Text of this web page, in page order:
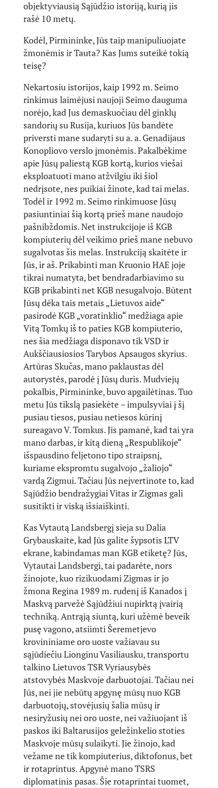
objektyviausią Sąjūdžio istoriją, kurią jis
rašė 10 metų.
Kodėl, Pirmininke, Jūs taip manipuliuojate
žmonėmis ir Tauta? Kas Jums suteikė tokią
teisę?
Nekartosiu istorijos, kaip 1992 m. Seimo
rinkimus laimėjusi naujoji Seimo dauguma
norėjo, kad Jus demaskuočiau dėl ginklų
sandorių su Rusija, kuriuos Jūs bandėte
priversti mane sudaryti su a. a. Genadijaus
Konopliovo verslo įmonėmis. Pakalbėkime
apie Jūsų paliestą KGB kortą, kurios viešai
eksploatuoti mano atžvilgiu iki šiol
nedrįsote, nes puikiai žinote, kad tai melas.
Todėl ir 1992 m. Seimo rinkimuose Jūsų
pasiuntiniai šią kortą prieš mane naudojo
pašnibždomis. Net instrukcijoje iš KGB
kompiuterių dėl veikimo prieš mane nebuvo
sugalvotas šis melas. Instrukciją skaitėte ir
Jūs, ir aš. Prikabinti man Kruonio HAE joje
tikrai numatyta, bet bendradarbiavimo su
KGB prikabinti net KGB nesugalvojo. Būtent
Jūsų dėka tais metais „Lietuvos aide“
pasirodė KGB „voratinklio“ medžiaga apie
Vitą Tomkų iš to paties KGB kompiuterio,
nes šia medžiaga disponavo tik VSD ir
Aukščiausiosios Tarybos Apsaugos skyrius.
Artūras Skučas, mano paklaustas dėl
autorystės, parodė į Jūsų duris. Mudviejų
pokalbis, Pirmininke, buvo apgailėtinas. Tuo
metu Jūs tikslą pasiekėte – impulsyviai į šį
pusiau tiesos, pusiau netiesos kūrinį
sureagavo V. Tomkus. Jis pamanė, kad tai yra
mano darbas, ir kitą dieną „Respublikoje“
išspausdino feljetono tipo straipsnį,
kuriame ekspromtu sugalvojo „žaliojo“
vardą Zigmui. Tačiau Jūs neįvertinote to, kad
Sąjūdžio bendražygiai Vitas ir Zigmas gali
susitikti ir viską išsiaiškinti.
Kas Vytautą Landsbergį sieja su Dalia
Grybauskaite, kad Jūs galite šypsotis LTV
ekrane, kabindamas man KGB etiketę? Jūs,
Vytautai Landsbergi, tai padarėte, nors
žinojote, kuo rizikuodami Zigmas ir jo
žmona Regina 1989 m. rudenį iš Kanados į
Maskvą parvežė Sąjūdžiui nupirktą įvairią
techniką. Antrąją siuntą, kuri užėmė beveik
pusę vagono, atsiimti Šeremetjevo
krovininiame oro uoste važiavau su
sąjūdiečiu Lionginu Vasiliausku, transportu
talkino Lietuvos TSR Vyriausybės
atstovybės Maskvoje darbuotojai. Tačiau nei
Jūs, nei jie nebūtų apgynę mūsų nuo KGB
darbuotojų, stovėjusių šalia mūsų ir
nesiryžusių nei oro uoste, nei važiuojant iš
paskos iki Baltarusijos geležinkelio stoties
Maskvoje mūsų sulaikyti. Jie žinojo, kad
vežame ne tik kompiuterius, diktofonus, bet
ir rotaprintus. Apgynė mano TSRS
diplomatinis pasas. Šie rotaprintai tuomet,